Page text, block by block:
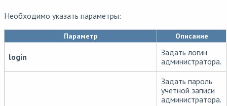
Необходимо указать параметры:
Параметр Описание
login
Задать логин
администратора.
Задать пароль
учётной записи
администратора.